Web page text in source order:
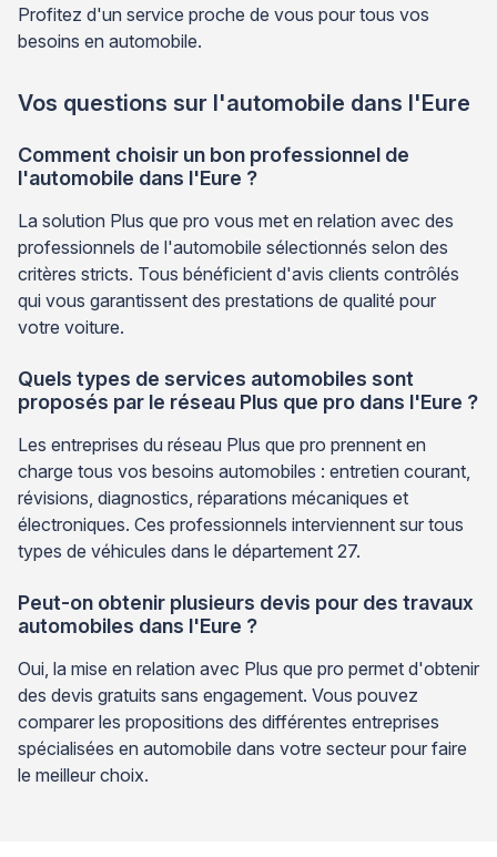
Profitez d'un service proche de vous pour tous vos
besoins en automobile.
Vos questions sur l'automobile dans l'Eure
Comment choisir un bon professionnel de
l'automobile dans l'Eure ?
La solution Plus que pro vous met en relation avec des
professionnels de l'automobile sélectionnés selon des
critères stricts. Tous bénéficient d'avis clients contrôlés
qui vous garantissent des prestations de qualité pour
votre voiture.
Quels types de services automobiles sont
proposés par le réseau Plus que pro dans l'Eure ?
Les entreprises du réseau Plus que pro prennent en
charge tous vos besoins automobiles : entretien courant,
révisions, diagnostics, réparations mécaniques et
électroniques. Ces professionnels interviennent sur tous
types de véhicules dans le département 27.
Peut-on obtenir plusieurs devis pour des travaux
automobiles dans l'Eure ?
Oui, la mise en relation avec Plus que pro permet d'obtenir
des devis gratuits sans engagement. Vous pouvez
comparer les propositions des différentes entreprises
spécialisées en automobile dans votre secteur pour faire
le meilleur choix.